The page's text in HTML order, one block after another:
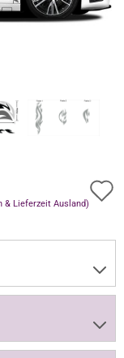
& Lieferzeit Ausland)